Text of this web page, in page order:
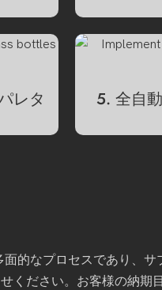
レタ
5. 全自
的なプロセスであり、
ください。お客様の納